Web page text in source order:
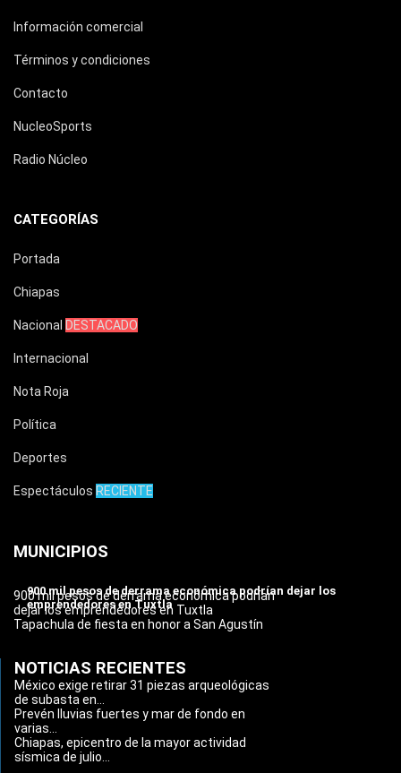
Información comercial
Términos y condiciones
Contacto
NucleoSports
Radio Núcleo
CATEGORÍAS
Portada
Chiapas
Nacional DESTACADO
Internacional
Nota Roja
Política
Deportes
Espectáculos RECIENTE
MUNICIPIOS
900 mil pesos de derrama económica podrían dejar los
emprendedores en Tuxtla
900 mil pesos de derrama económica podrían
dejar los emprendedores en Tuxtla
Tapachula de fiesta en honor a San Agustín
NOTICIAS RECIENTES
México exige retirar 31 piezas arqueológicas
de subasta en...
Prevén lluvias fuertes y mar de fondo en
varias...
Chiapas, epicentro de la mayor actividad
sísmica de julio...